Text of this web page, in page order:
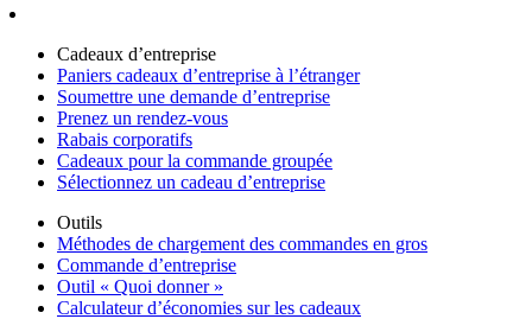
Cadeaux d’entreprise
Paniers cadeaux d’entreprise à l’étranger
Soumettre une demande d’entreprise
Prenez un rendez-vous
Rabais corporatifs
Cadeaux pour la commande groupée
Sélectionnez un cadeau d’entreprise
Outils
Méthodes de chargement des commandes en gros
Commande d’entreprise
Outil « Quoi donner »
Calculateur d’économies sur les cadeaux